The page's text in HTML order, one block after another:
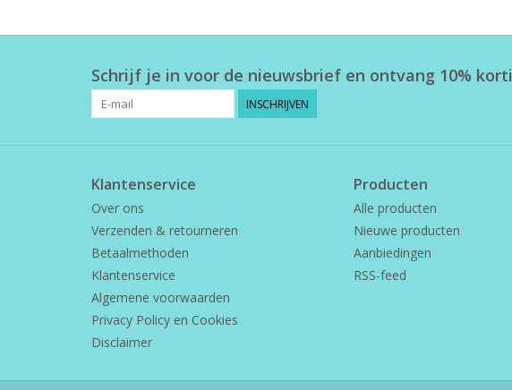
Schrijf je in voor de nieuwsbrief en ontvang 10%
INSCHRIJVEN
Klantenservice
Over ons
Verzenden & retourneren
Betaalmethoden
Klantenservice
Algemene voorwaarden
Privacy Policy en Cookies
Disclaimer
Producten
Alle producten
Nieuwe producten
Aanbiedingen
RSS-feed